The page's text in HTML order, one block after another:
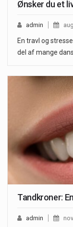
Ønsker du et
admin
En travl og
del af mange
Tandkroner:
admin